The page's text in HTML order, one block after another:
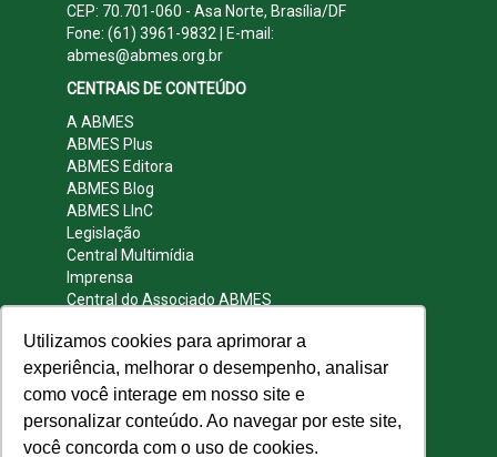
Utilizamos cookies para aprimorar a
experiência, melhorar o desempenho, analisar
como você interage em nosso site e
personalizar conteúdo. Ao navegar por este site,
você concorda com o uso de cookies.
CEP: 70.701-060 - Asa Norte, Brasília/DF
Fone: (61) 3961-9832 | E-mail:
abmes@abmes.org.br
CENTRAIS DE CONTEÚDO
A ABMES
ABMES Plus
ABMES Editora
ABMES Blog
ABMES LInC
Legislação
Central Multimídia
Imprensa
Central do Associado ABMES